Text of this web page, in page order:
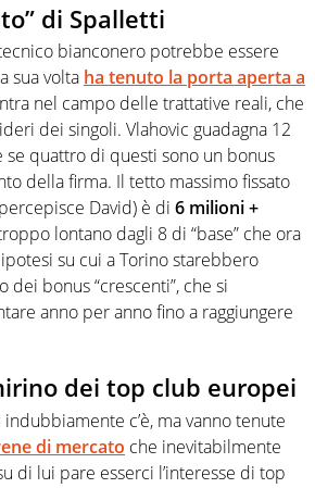
di Spalletti
bianconero potrebbe essere
sua volta ha tenuto la porta aperta a
nel campo delle trattative reali, che
dei singoli. Vlahovic guadagna 12
se quattro di questi sono un bonus
della firma. Il tetto massimo fissato
David) è di 6 milioni +
lontano dagli 8 di “base” che ora
su cui a Torino starebbero
dei bonus “crescenti”, che si
anno per anno fino a raggiungere
dei top club europei
c’è, ma vanno tenute
di mercato che inevitabilmente
di lui pare esserci l’interesse di top